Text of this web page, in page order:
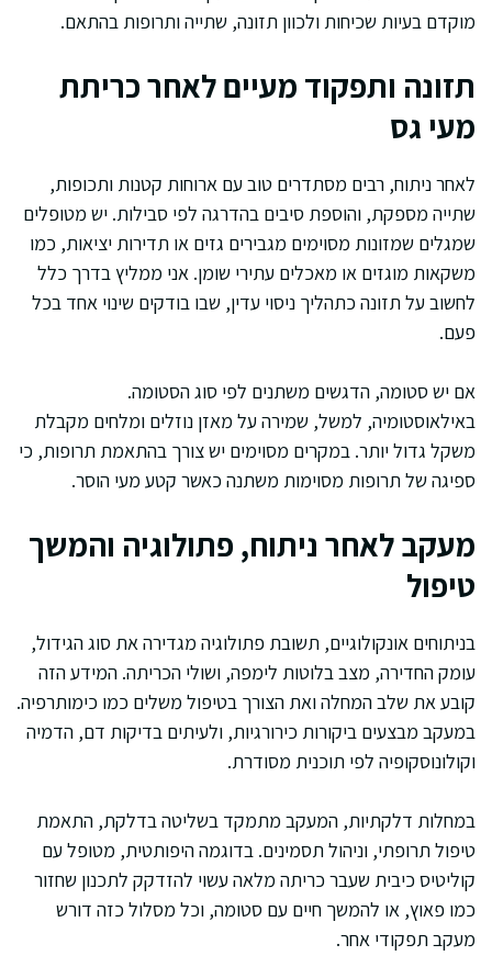
מוקדם בעיות שכיחות ולכוון תזונה, שתייה ותרופות בהתאם.
תזונה ותפקוד מעיים לאחר כריתת
מעי גס
לאחר ניתוח, רבים מסתדרים טוב עם ארוחות קטנות ותכופות,
שתייה מספקת, והוספת סיבים בהדרגה לפי סבילות. יש מטופלים
שמגלים שמזונות מסוימים מגבירים גזים או תדירות יציאות, כמו
משקאות מוגזים או מאכלים עתירי שומן. אני ממליץ בדרך כלל
לחשוב על תזונה כתהליך ניסוי עדין, שבו בודקים שינוי אחד בכל
פעם.
אם יש סטומה, הדגשים משתנים לפי סוג הסטומה.
באילאוסטומיה, למשל, שמירה על מאזן נוזלים ומלחים מקבלת
משקל גדול יותר. במקרים מסוימים יש צורך בהתאמת תרופות, כי
ספיגה של תרופות מסוימות משתנה כאשר קטע מעי הוסר.
מעקב לאחר ניתוח, פתולוגיה והמשך
טיפול
בניתוחים אונקולוגיים, תשובת פתולוגיה מגדירה את סוג הגידול,
עומק החדירה, מצב בלוטות לימפה, ושולי הכריתה. המידע הזה
קובע את שלב המחלה ואת הצורך בטיפול משלים כמו כימותרפיה.
במעקב מבצעים ביקורות כירורגיות, ולעיתים בדיקות דם, הדמיה
וקולונוסקופיה לפי תוכנית מסודרת.
במחלות דלקתיות, המעקב מתמקד בשליטה בדלקת, התאמת
טיפול תרופתי, וניהול תסמינים. בדוגמה היפותטית, מטופל עם
קוליטיס כיבית שעבר כריתה מלאה עשוי להזדקק לתכנון שחזור
כמו פאוץ, או להמשך חיים עם סטומה, וכל מסלול כזה דורש
מעקב תפקודי אחר.